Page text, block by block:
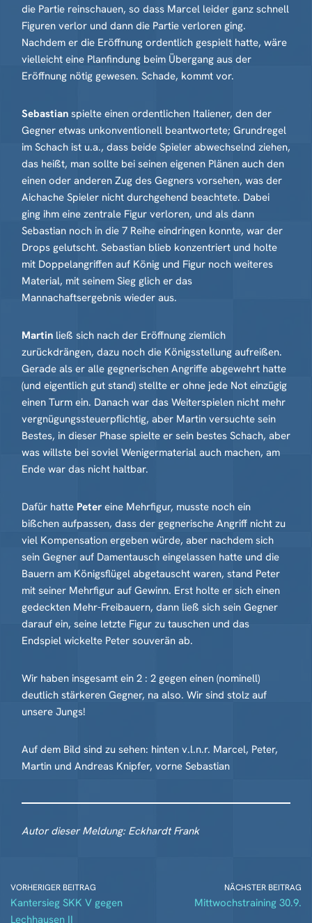
die Partie reinschauen, so dass Marcel leider ganz schnell
Figuren verlor und dann die Partie verloren ging.
Nachdem er die Eröffnung ordentlich gespielt hatte, wäre
vielleicht eine Planfindung beim Übergang aus der
Eröffnung nötig gewesen. Schade, kommt vor.
Sebastian spielte einen ordentlichen Italiener, den der
Gegner etwas unkonventionell beantwortete; Grundregel
im Schach ist u.a., dass beide Spieler abwechselnd ziehen,
das heißt, man sollte bei seinen eigenen Plänen auch den
einen oder anderen Zug des Gegners vorsehen, was der
Aichache Spieler nicht durchgehend beachtete. Dabei
ging ihm eine zentrale Figur verloren, und als dann
Sebastian noch in die 7 Reihe eindringen konnte, war der
Drops gelutscht. Sebastian blieb konzentriert und holte
mit Doppelangriffen auf König und Figur noch weiteres
Material, mit seinem Sieg glich er das
Mannachaftsergebnis wieder aus.
Martin ließ sich nach der Eröffnung ziemlich
zurückdrängen, dazu noch die Königsstellung aufreißen.
Gerade als er alle gegnerischen Angriffe abgewehrt hatte
(und eigentlich gut stand) stellte er ohne jede Not einzügig
einen Turm ein. Danach war das Weiterspielen nicht mehr
vergnügungssteuerpflichtig, aber Martin versuchte sein
Bestes, in dieser Phase spielte er sein bestes Schach, aber
was willste bei soviel Wenigermaterial auch machen, am
Ende war das nicht haltbar.
Dafür hatte Peter eine Mehrfigur, musste noch ein
bißchen aufpassen, dass der gegnerische Angriff nicht zu
viel Kompensation ergeben würde, aber nachdem sich
sein Gegner auf Damentausch eingelassen hatte und die
Bauern am Königsflügel abgetauscht waren, stand Peter
mit seiner Mehrfigur auf Gewinn. Erst holte er sich einen
gedeckten Mehr-Freibauern, dann ließ sich sein Gegner
darauf ein, seine letzte Figur zu tauschen und das
Endspiel wickelte Peter souverän ab.
Wir haben insgesamt ein 2 : 2 gegen einen (nominell)
deutlich stärkeren Gegner, na also. Wir sind stolz auf
unsere Jungs!
Auf dem Bild sind zu sehen: hinten v.l.n.r. Marcel, Peter,
Martin und Andreas Knipfer, vorne Sebastian
Autor dieser Meldung: Eckhardt Frank
VORHERIGER BEITRAG
Kantersieg SKK V gegen
Lechhausen II
NÄCHSTER BEITRAG
Mittwochstraining 30.9.